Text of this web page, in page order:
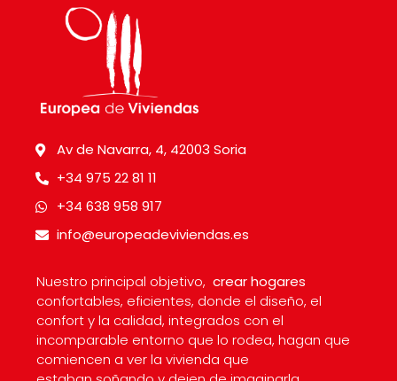
Av de Navarra, 4, 42003 Soria
+34 975 22 81 11
+34 638 958 917
info@europeadeviviendas.es
Nuestro principal objetivo, crear hogares
confortables, eficientes, donde el diseño, el
confort y la calidad, integrados con el
incomparable entorno que lo rodea, hagan que
comiencen a ver la vivienda que